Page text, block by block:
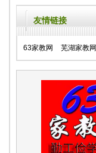
友情链接
63家教网 芜湖家教网